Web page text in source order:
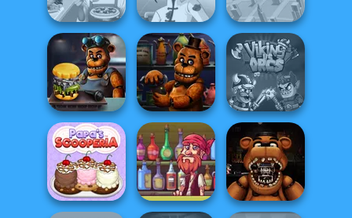
Whats For Dinner
Fashion
Designer World
Tour
Fashion
Designer New
York
FNAF Burger FNAF Bartender Viking vs Orcs